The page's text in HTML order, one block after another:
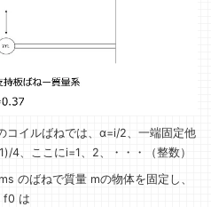
コイルばねでは、α=i/2、一端固定他
4、ここにi=1、2、・・・（整数）
のばねで質量 mの物体を固定し、
f0 は